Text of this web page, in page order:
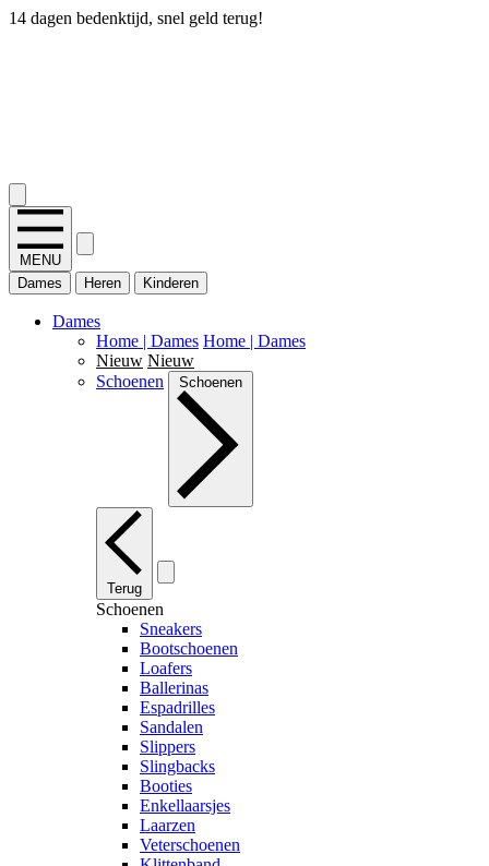
14 dagen bedenktijd, snel geld terug!
MENU
Dames
Heren Kinderen
Dames
Home | Dames Home | Dames
Nieuw Nieuw
Schoenen
Schoenen
Terug
Schoenen
Sneakers
Bootschoenen
Loafers
Ballerinas
Espadrilles
Sandalen
Slippers
Slingbacks
Booties
Enkellaarsjes
Laarzen
Veterschoenen